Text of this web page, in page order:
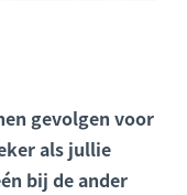
gevolgen voor
als jullie
bij de ander